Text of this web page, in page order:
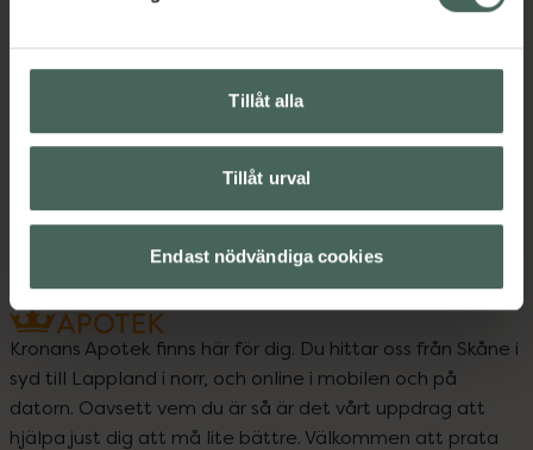
Tillåt alla
Tillåt urval
Endast nödvändiga cookies
förpackningen)
Jämförpris 27 kr/st
07350129180019
Kategorier:
Kronans Apotek finns här för dig. Du hittar oss från Skåne i
syd till Lappland i norr, och online i mobilen och på
datorn. Oavsett vem du är så är det vårt uppdrag att
hjälpa just dig att må lite bättre. Välkommen att prata